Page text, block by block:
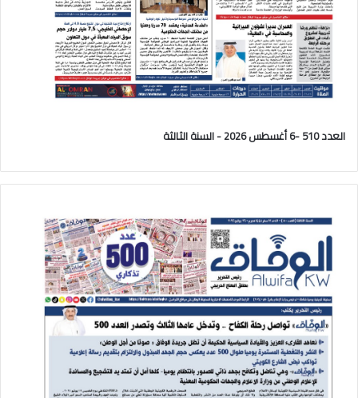
العدد 510 -6 أغسطس 2026 - السنة الثالثة